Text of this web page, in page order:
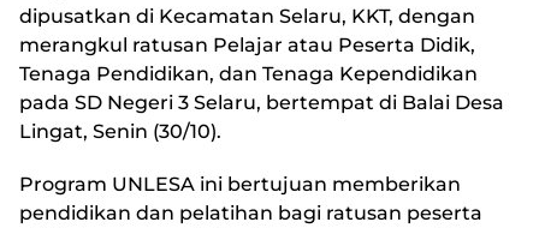
dipusatkan di Kecamatan Selaru, KKT, dengan
merangkul ratusan Pelajar atau Peserta Didik,
Tenaga Pendidikan, dan Tenaga Kependidikan
pada SD Negeri 3 Selaru, bertempat di Balai Desa
Lingat, Senin (30/10).
Program UNLESA ini bertujuan memberikan
pendidikan dan pelatihan bagi ratusan peserta